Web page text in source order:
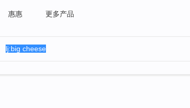
惠惠 更多产品